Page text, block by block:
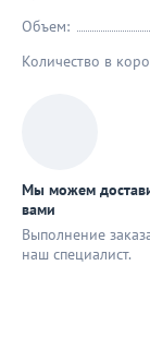
Объем:
Количество в
Мы можем
вами
Выполнение
наш специaлист.